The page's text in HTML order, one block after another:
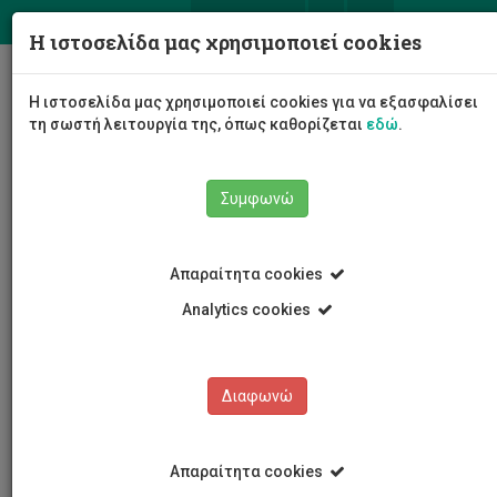
Η ιστοσελίδα μας χρησιμοποιεί cookies
Η ιστοσελίδα μας χρησιμοποιεί cookies για να εξασφαλίσει
τη σωστή λειτουργία της, όπως καθορίζεται εδώ.
Συμφωνώ
Απαραίτητα cookies
Analytics cookies
Διαφωνώ
Απαραίτητα cookies